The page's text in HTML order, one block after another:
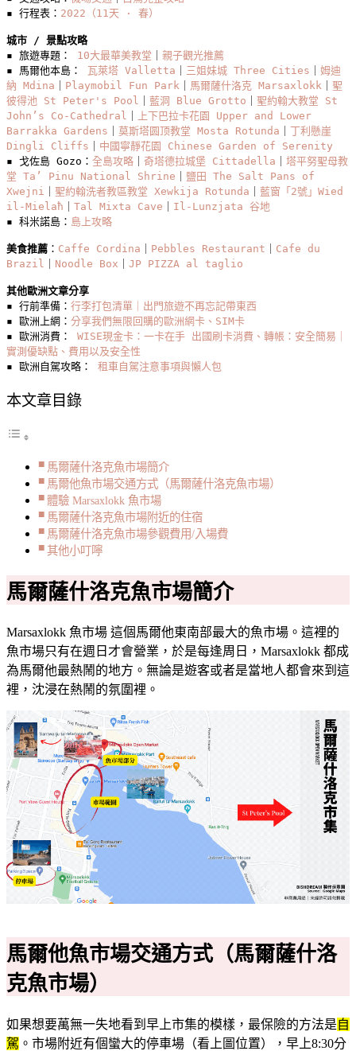
魚
場：
馬
爾
薩
什
洛
克
魚
市
場
Fish
Market
▪️ 行程表： 2022（11天 · 春）
城市 / 景點攻略
▪️ 旅遊專題： 10大最華美教堂
親子觀光推薦
▪️ 馬爾他本島： 瓦萊塔 Valletta 三姐妹城 Three Cities
姆迪
納 Mdina
Playmobil Fun Park 馬爾薩什洛克 Marsaxlokk
聖
彼得池 St Peter's Pool
藍洞 Blue Grotto
聖約翰大教堂 St
John’s Co-Cathedral
上下巴拉卡花園 Upper and Lower
Barrakka Gardens
莫斯塔圆顶教堂 Mosta Rotunda
丁利懸崖
Dingli Cliffs
中國寧靜花園 Chinese Garden of Serenity
▪️ 戈佐島 Gozo： 全島攻略 奇塔德拉城堡 Cittadella
塔平努聖母教
堂 Ta’ Pinu National Shrine
鹽田 The Salt Pans of
Xwejni
聖約翰洗者教區教堂 Xewkija Rotunda
藍窗「2號」Wied
il-Mielaħ
Tal Mixta Cave
Il-Lunzjata 谷地
▪️ 科米諾島： 島上攻略
美食推薦 ： Caffe Cordina Pebbles Restaurant
Cafe du
Brazil
Noodle Box JP PIZZA al taglio
其他歐洲文章分享
▪️ 行前準備： 行李打包清單｜出門旅遊不再忘記帶東西
▪️ 歐洲上網： 分享我們無限回購的歐洲網卡、SIM卡
▪️ 歐洲消費： WISE現金卡：一卡在手 出國刷卡消費、轉帳：安全簡易｜
實測優缺點、費用以及安全性
▪️ 歐洲自駕攻略： 租車自駕注意事項與懶人包
本文章目錄
馬爾薩什洛克魚市場簡介
馬爾他魚市場交通方式（馬爾薩什洛克魚市場）
體驗 Marsaxlokk 魚市場
馬爾薩什洛克魚市場附近的住宿
馬爾薩什洛克魚市場參觀費用/入場費
其他小叮嚀
馬爾薩什洛克魚市場簡介
Marsaxlokk 魚市場 這個馬爾他東南部最大的魚市場。這裡的
魚市場只有在週日才會營業，於是每逢周日，Marsaxlokk 都成
為馬爾他最熱鬧的地方。無論是遊客或者是當地人都會來到這
裡，沈浸在熱鬧的氛圍裡。
馬爾他魚市場交通方式（馬爾薩什洛
克魚市場）
如果想要萬無一失地看到早上市集的模樣，最保險的方法是自
駕 。市場附近有個蠻大的停車場（看上圖位置），早上8:30分